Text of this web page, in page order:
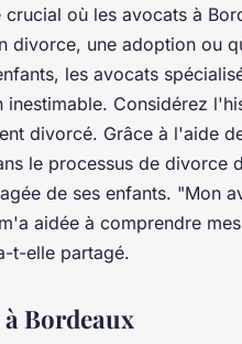
où les avocats à
divorce, une adoption ou
les avocats
Considérez
divorcé. Grâce à l'aide
le processus de divorce
de ses enfants. "Mon
aidée à comprendre
t-elle partagé.
Bordeaux